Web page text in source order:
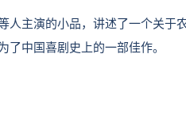
人主演的小品，讲述了一个关于
了中国喜剧史上的一部佳作。